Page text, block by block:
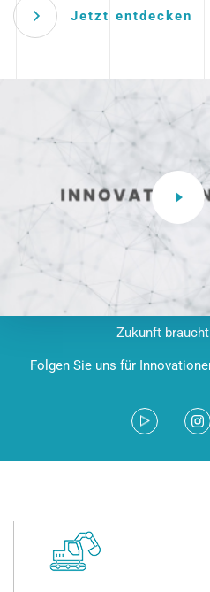
Jetzt entdecken
Zukunft
Folgen Sie uns für